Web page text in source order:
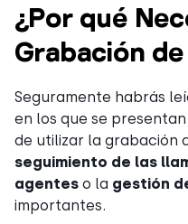
¿Por qué
Grabación
Seguramente habrás
en los que se
de utilizar la grabación
seguimiento de las
agentes o la gestión
importantes.